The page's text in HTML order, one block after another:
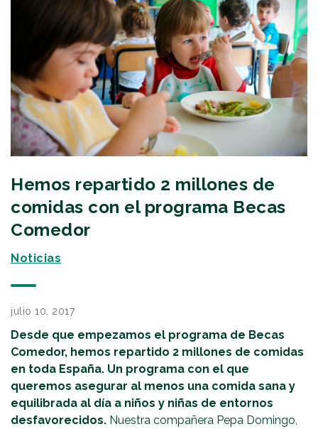
Hemos repartido 2 millones de
comidas con el programa Becas
Comedor
Noticias
julio 10, 2017
Desde que empezamos el programa de Becas
Comedor, hemos repartido 2 millones de comidas
en toda España. Un programa con el que
queremos asegurar al menos una comida sana y
equilibrada al día a niños y niñas de entornos
desfavorecidos. Nuestra compañera Pepa Domingo,